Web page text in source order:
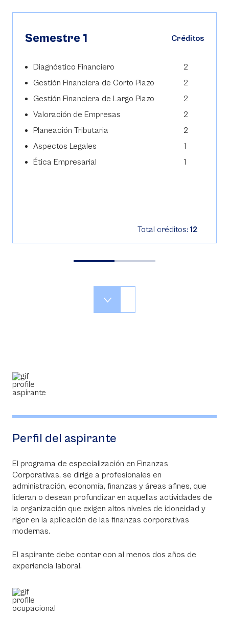
Semestre 1 Créditos
Diagnóstico Financiero
2
Gestión Financiera de Corto Plazo
2
Gestión Financiera de Largo Plazo
2
Valoración de Empresas
2
Planeación Tributaria
2
Aspectos Legales
1
Ética Empresarial
1
Total créditos: 12
Perfil del aspirante
El programa de especialización en Finanzas
Corporativas, se dirige a profesionales en
administración, economía, finanzas y áreas afines, que
lideran o desean profundizar en aquellas actividades de
la organización que exigen altos niveles de idoneidad y
rigor en la aplicación de las finanzas corporativas
modernas.
El aspirante debe contar con al menos dos años de
experiencia laboral.